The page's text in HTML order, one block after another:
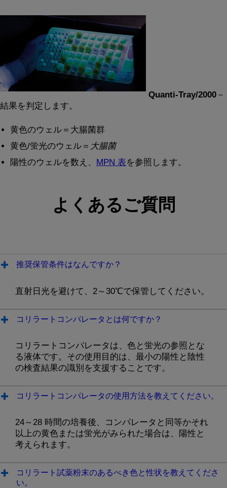
Quanti-Tray/2000 －
結果を判定します。
黄色のウェル＝大腸菌群
黄色/蛍光のウェル＝ 大腸菌
陽性のウェルを数え、 MPN 表を参照します。
よくあるご質問
推奨保管条件はなんですか？
直射日光を避けて、2～30℃で保管してください。
コリラートコンパレータとは何ですか？
コリラートコンパレータは、色と蛍光の参照とな
る液体です。その使用目的は、最小の陽性と陰性
の検査結果の識別を支援することです。
コリラートコンパレータの使用方法を教えてください。
24～28 時間の培養後、コンパレータと同等かそれ
以上の黄色または蛍光がみられた場合は、陽性と
考えられます。
コリラート試薬粉末のあるべき色と性状を教えてくださ
い。